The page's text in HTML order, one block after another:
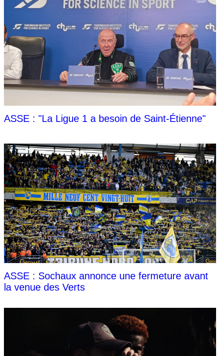
ASSE : "La Ligue 1 a besoin de Saint-Étienne"
ASSE : Sochaux annonce une fermeture avant
la venue des Verts